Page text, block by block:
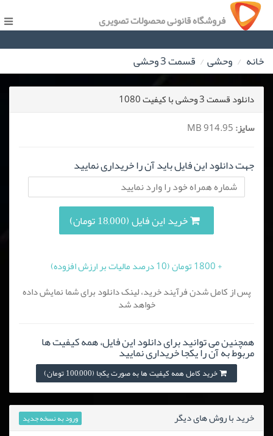
فروشگاه قانونی محصولات تصویری
خانه وحشی قسمت 3 وحشی
دانلود قسمت 3 وحشی با کیفیت 1080
سایز:
جهت دانلود این فایل باید آن را خریداری نمایید
خرید این فایل (18,000 تومان)
+ 1800 تومان (10 درصد مالیات بر ارزش افزوده)
پس از کامل شدن فرآیند خرید، لینک دانلود برای شما نمایش داده
خواهد شد
همچنین می توانید برای دانلود این فایل، همه کیفیت ها
مربوط به آن را یکجا خریداری نمایید
خرید کامل همه کیفیت ها به صورت یکجا (100,000 تومان)
خرید با روش های دیگر ورود به نسخه جدید